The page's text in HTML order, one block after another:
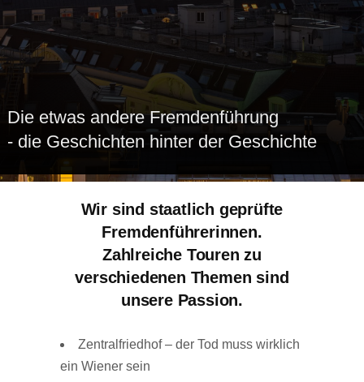
Die etwas andere Fremdenführung
- die Geschichten hinter der Geschichte
Wir sind staatlich geprüfte
Fremdenführerinnen.
Zahlreiche Touren zu
verschiedenen Themen sind
unsere Passion.
Zentralfriedhof – der Tod muss wirklich
ein Wiener sein